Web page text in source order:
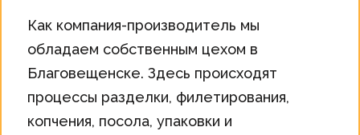
Как компания-производитель мы
обладаем собственным цехом в
Благовещенске. Здесь происходят
процессы разделки, филетирования,
копчения, посола, упаковки и